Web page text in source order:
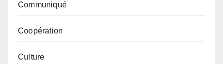
Communiqué
Coopération
Culture